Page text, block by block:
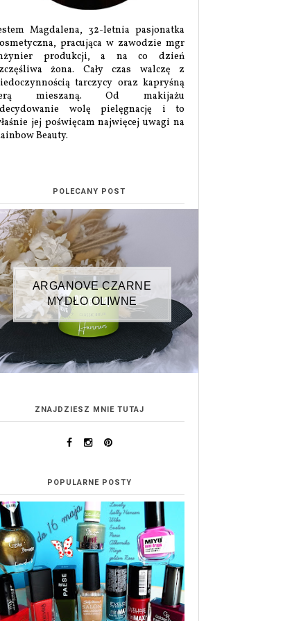
Magdalena, 32-letnia pasjonatka
pracująca w zawodzie mgr
produkcji, a na co dzień
żona. Cały czas walczę z
tarczycy oraz kapryśną
mieszaną. Od makijażu
wolę pielęgnację i to
jej poświęcam najwięcej uwagi na
Beauty.
POLECANY POST
ARGANOVE CZARNE
MYDŁO OLIWNE
ZNAJDZIESZ MNIE TUTAJ
POPULARNE POSTY